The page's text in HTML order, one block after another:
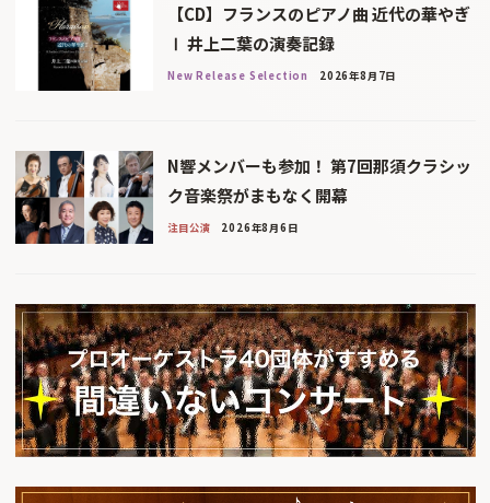
【CD】フランスのピアノ曲 近代の華やぎ
Ⅰ 井上二葉の演奏記録
New Release Selection 2026年8月7日
N響メンバーも参加！ 第7回那須クラシッ
ク音楽祭がまもなく開幕
注目公演 2026年8月6日